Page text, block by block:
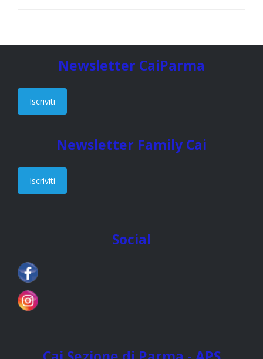
Newsletter CaiParma
Iscriviti
Newsletter Family Cai
Iscriviti
Social